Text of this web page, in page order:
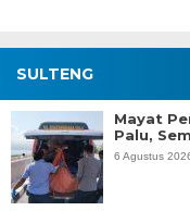
SULTENG
Mayat
Palu,
6 Agustus